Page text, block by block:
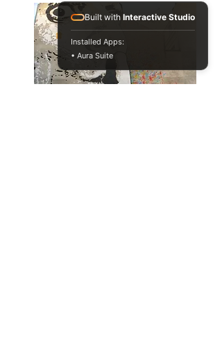
Built with Interactive Studio
Installed Apps:
• Aura Suite